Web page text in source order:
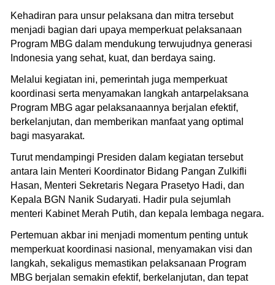
Kehadiran para unsur pelaksana dan mitra tersebut
menjadi bagian dari upaya memperkuat pelaksanaan
Program MBG dalam mendukung terwujudnya generasi
Indonesia yang sehat, kuat, dan berdaya saing.
Melalui kegiatan ini, pemerintah juga memperkuat
koordinasi serta menyamakan langkah antarpelaksana
Program MBG agar pelaksanaannya berjalan efektif,
berkelanjutan, dan memberikan manfaat yang optimal
bagi masyarakat.
Turut mendampingi Presiden dalam kegiatan tersebut
antara lain Menteri Koordinator Bidang Pangan Zulkifli
Hasan, Menteri Sekretaris Negara Prasetyo Hadi, dan
Kepala BGN Nanik Sudaryati. Hadir pula sejumlah
menteri Kabinet Merah Putih, dan kepala lembaga negara.
Pertemuan akbar ini menjadi momentum penting untuk
memperkuat koordinasi nasional, menyamakan visi dan
langkah, sekaligus memastikan pelaksanaan Program
MBG berjalan semakin efektif, berkelanjutan, dan tepat